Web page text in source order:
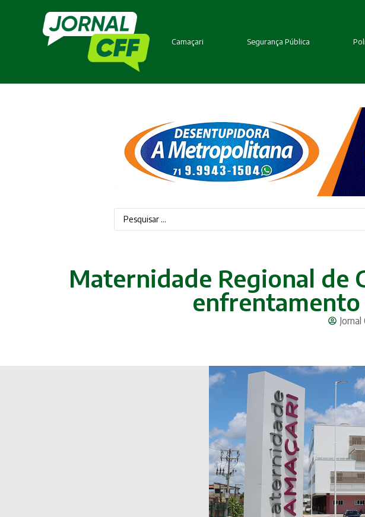
Camaçari Segurança Pública
Maternidade Regional de
Jornal